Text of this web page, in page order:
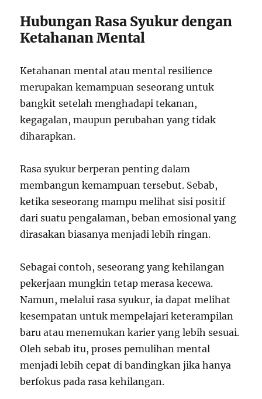
Hubungan Rasa Syukur dengan
Ketahanan Mental
Ketahanan mental atau mental resilience
merupakan kemampuan seseorang untuk
bangkit setelah menghadapi tekanan,
kegagalan, maupun perubahan yang tidak
diharapkan.
Rasa syukur berperan penting dalam
membangun kemampuan tersebut. Sebab,
ketika seseorang mampu melihat sisi positif
dari suatu pengalaman, beban emosional yang
dirasakan biasanya menjadi lebih ringan.
Sebagai contoh, seseorang yang kehilangan
pekerjaan mungkin tetap merasa kecewa.
Namun, melalui rasa syukur, ia dapat melihat
kesempatan untuk mempelajari keterampilan
baru atau menemukan karier yang lebih sesuai.
Oleh sebab itu, proses pemulihan mental
menjadi lebih cepat di bandingkan jika hanya
berfokus pada rasa kehilangan.